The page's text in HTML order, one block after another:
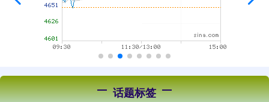
话题标签